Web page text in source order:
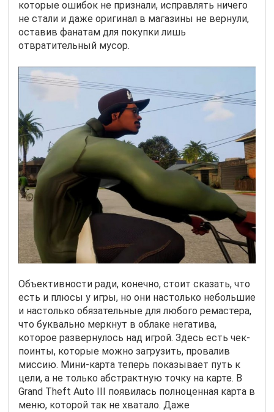
которые ошибок не признали, исправлять ничего
не стали и даже оригинал в магазины не вернули,
оставив фанатам для покупки лишь
отвратительный мусор.
Объективности ради, конечно, стоит сказать, что
есть и плюсы у игры, но они настолько небольшие
и настолько обязательные для любого ремастера,
что буквально меркнут в облаке негатива,
которое развернулось над игрой. Здесь есть чек-
поинты, которые можно загрузить, провалив
миссию. Мини-карта теперь показывает путь к
цели, а не только абстрактную точку на карте. В
Grand Theft Auto III появилась полноценная карта в
меню, которой так не хватало. Даже